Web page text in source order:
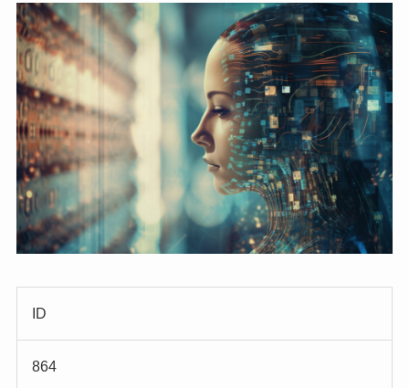
ID
864